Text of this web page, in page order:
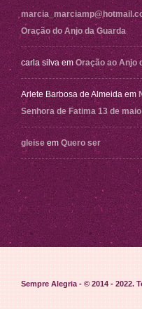
Oração do Anjo da Guarda
carla silva em Oração ao Anjo
Arlete Barbosa de Almeida em
Senhora de Fatima 13 de maio
gleise em Quero ser
Sempre Alegria - © 2014 - 2022.